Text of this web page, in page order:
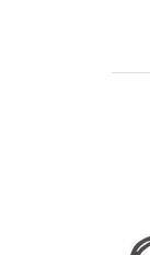
di 4 ore